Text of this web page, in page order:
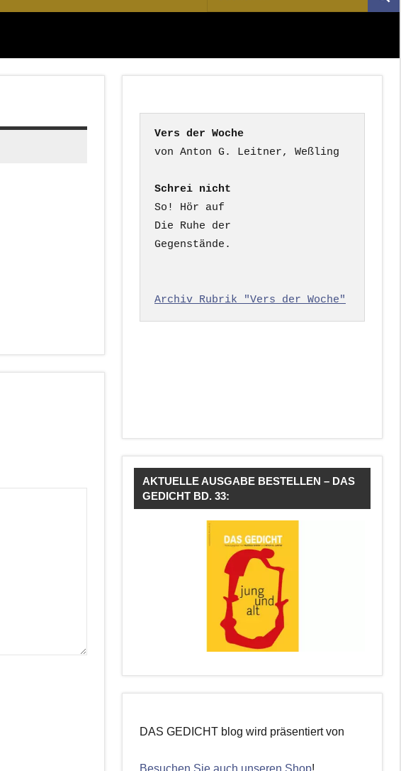
nach:
Vers der Woche
Schrei nicht
So! Hör auf
Die Ruhe der
Gegenstände.
Archiv Rubrik "Vers der Woche"
AKTUELLE AUSGABE BESTELLEN – DAS
GEDICHT BD. 33:
DAS GEDICHT blog wird präsentiert von
Besuchen Sie auch unseren Shop!